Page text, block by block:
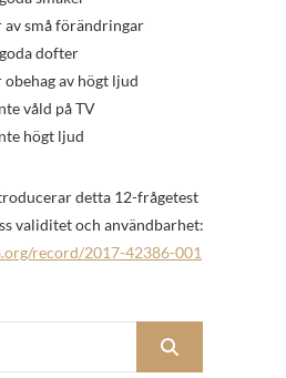
av små förändringar
dofter
obehag av högt ljud
våld på TV
högt ljud
detta 12-frågetest
validitet och användbarhet:
record/2017-42386-001